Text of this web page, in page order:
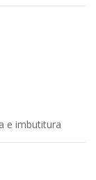
e imbutitura